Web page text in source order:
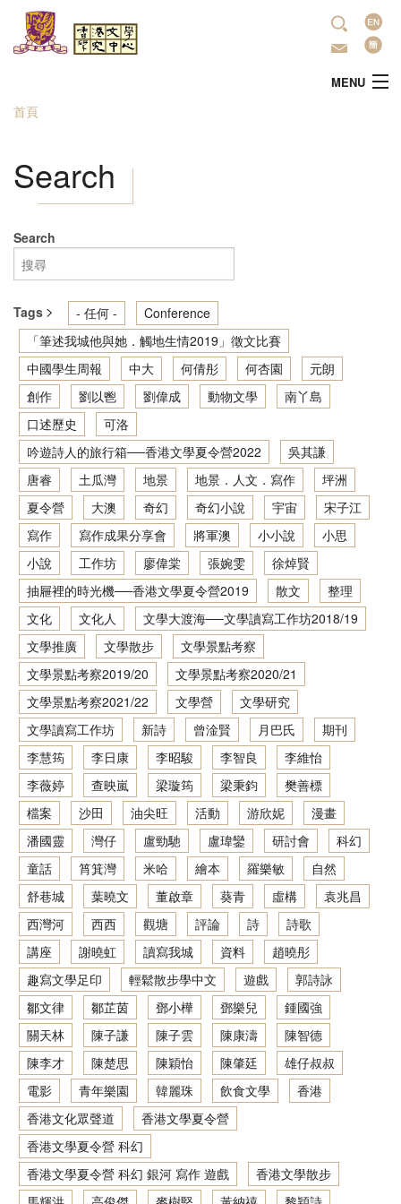
移至主內容
語
言
MENU
中心簡介
學術研究
文學推廣
出版
香港文學資料庫
相關連結
您在這裡
首頁
Search
Search
Tags - 任何 -
Conference
「筆述我城他與她．觸地生情2019」徵文比賽
中國學生周報
中大 何倩彤 何杏園
元朗
創作
劉以鬯 劉偉成 動物文學
南丫島
口述歷史
可洛
吟遊詩人的旅行箱──香港文學夏令營2022
吳其謙
唐睿
土瓜灣 地景 地景．人文．寫作
坪洲
夏令營
大澳 奇幻 奇幻小說 宇宙
宋子江
寫作
寫作成果分享會 將軍澳 小小說
小思
小說
工作坊 廖偉棠 張婉雯
徐焯賢
抽屜裡的時光機──香港文學夏令營2019
散文
整理
文化
文化人
文學大渡海──文學讀寫工作坊2018/19
文學推廣
文學散步
文學景點考察
文學景點考察2019/20
文學景點考察2020/21
文學景點考察2021/22
文學營
文學研究
文學讀寫工作坊
新詩 曾淦賢 月巴氏
期刊
李慧筠
李日康 李昭駿 李智良
李維怡
李薇婷
查映嵐 梁璇筠 梁秉鈞
樊善標
檔案
沙田 油尖旺 活動 游欣妮
漫畫
潘國靈
灣仔 盧勁馳 盧瑋鑾 研討會
科幻
童話
筲箕灣 米哈 繪本 羅樂敏
自然
舒巷城
葉曉文 董啟章 葵青 虛構
袁兆昌
西灣河
西西 觀塘 評論 詩
詩歌
講座
謝曉虹 讀寫我城 資料
趙曉彤
趣寫文學足印
輕鬆散步學中文 遊戲
郭詩詠
鄒文律
鄒芷茵 鄧小樺 鄧樂兒
鍾國強
關天林
陳子謙 陳子雲 陳康濤
陳智德
陳李才
陳楚思 陳穎怡 陳肇廷
雄仔叔叔
電影
青年樂園 韓麗珠 飲食文學
香港
香港文化眾聲道
香港文學夏令營
香港文學夏令營 科幻
香港文學夏令營 科幻 銀河 寫作 遊戲
香港文學散步